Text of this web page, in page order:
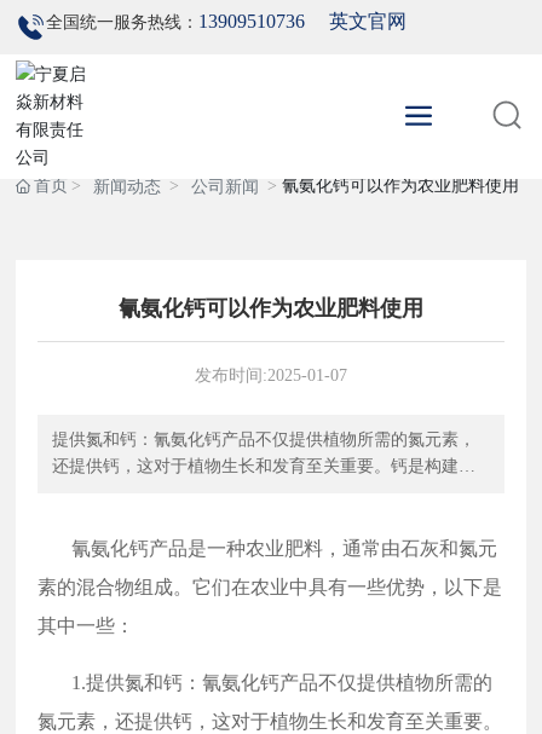
全国统一服务热线： 13909510736 英文官网
首页 新闻动态 公司新闻 氰氨化钙可以作为农业肥料使用
氰氨化钙可以作为农业肥料使用
发布时间:2025-01-07
提供氮和钙：氰氨化钙产品不仅提供植物所需的氮元素，
还提供钙，这对于植物生长和发育至关重要。钙是构建植
氰氨化钙产品是一种农业肥料，通常由石灰和氮元
素的混合物组成。它们在农业中具有一些优势，以下是
其中一些：
1.提供氮和钙：氰氨化钙产品不仅提供植物所需的
氮元素，还提供钙，这对于植物生长和发育至关重要。